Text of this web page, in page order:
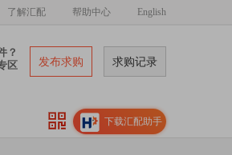
了解汇配 帮助中心 English
？
区
发布求购 求购记录
下载汇配助手